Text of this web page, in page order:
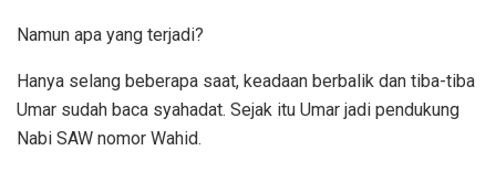
Namun apa yang terjadi?
Hanya selang beberapa saat, keadaan berbalik dan tiba-tiba
Umar sudah baca syahadat. Sejak itu Umar jadi pendukung
Nabi SAW nomor Wahid.